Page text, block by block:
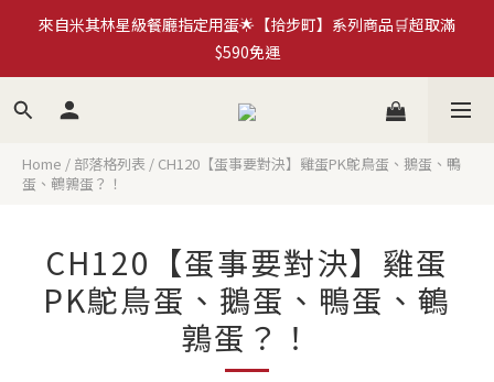
加入拾步町LINE好友💰現領現用官網優惠券$50
來自米其林星級餐廳指定用蛋🌟【拾步町】系列商品🛒超取滿
$590免運
臺南蛋品×HMM｜循環再生蛋殼筆計畫🍀永續蛋殼原子筆
《more...》
加入拾步町LINE好友💰現領現用官網優惠券$50
Home / 部落格列表 / CH120【蛋事要對決】雞蛋PK鴕鳥蛋、鵝蛋、鴨
蛋、鵪鶉蛋？！
CH120【蛋事要對決】雞蛋
PK鴕鳥蛋、鵝蛋、鴨蛋、鵪
鶉蛋？！